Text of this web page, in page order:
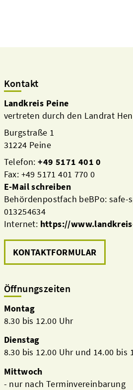
Kontakt
Landkreis Peine
vertreten durch den Landrat
Burgstraße 1
31224 Peine
Telefon:+49 5171 401 0
Fax: +49 5171 401 770 0
E-Mail schreiben
Behördenpostfach beBPo: safe-
013254634
Internet: https://
KONTAKTFORMULAR
Öffnungszeiten
Montag
8.30 bis 12.00 Uhr
Dienstag
8.30 bis 12.00 Uhr und 14.00 bis
Mittwoch
- nur nach Terminvereinbarung